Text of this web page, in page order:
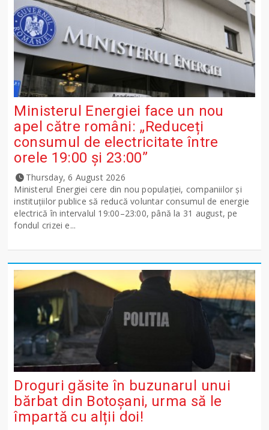
Ministerul Energiei face un nou
apel către români: „Reduceți
consumul de electricitate între
orele 19:00 și 23:00”
Thursday, 6 August 2026
Ministerul Energiei cere din nou populației, companiilor și
instituțiilor publice să reducă voluntar consumul de energie
electrică în intervalul 19:00–23:00, până la 31 august, pe
fondul crizei e...
Droguri găsite în buzunarul unui
bărbat din Botoșani, urma să le
împartă cu alții doi!